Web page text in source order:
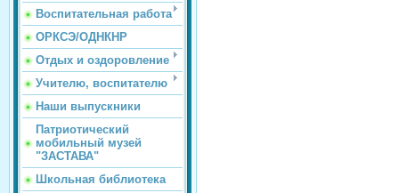
Воспитательная работа
ОРКСЭ/ОДНКНР
Отдых и оздоровление
Учителю, воспитателю
Наши выпускники
Патриотический
мобильный музей
"ЗАСТАВА"
Школьная библиотека